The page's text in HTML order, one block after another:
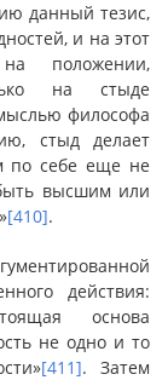
данный тезис,
и на этот
положении,
на стыде
философа
стыд делает
по себе еще не
высшим или
[410].
действия:
основа
не одно и то
[411]. Затем